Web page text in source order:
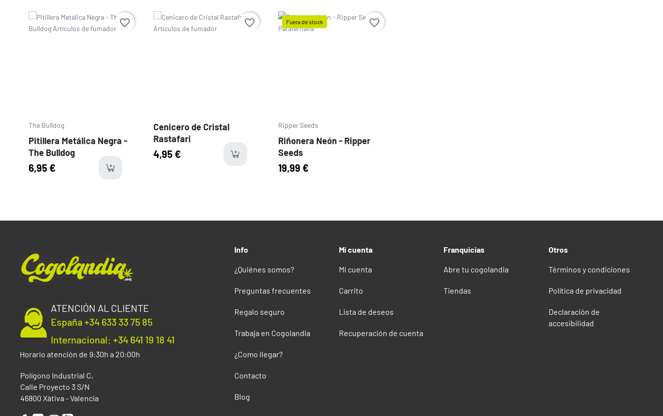
Precio
The Bulldog
Pitillera Metálica Negra -
The Bulldog
6,95 €
favorite_border Precio
Cenicero de Cristal
Rastafari
4,95 € last-items
favorite_border Fuera de stock
Ripper Seeds
Riñonera Neón - Ripper
Seeds
19,99 €
favorite_border
ATENCIÓN AL CLIENTE
España +34 633 33 75 85
Internacional: +34 641 19 18 41
Horario atención de 9:30h a 20:00h
Polígono Industrial C,
Calle Proyecto 3 S/N
46800 Xàtiva - Valencia
Info
¿Quiénes somos?
Preguntas frecuentes
Regalo seguro
Trabaja en Cogolandia
¿Como llegar?
Contacto
Blog
Mi cuenta
Mi cuenta
Carrito
Lista de deseos
Recuperación de cuenta
Franquicias
Abre tu cogolandia
Tiendas
Otros
Términos y condiciones
Política de privacidad
Declaración de
accesibilidad